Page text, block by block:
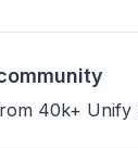
40k+ Unify